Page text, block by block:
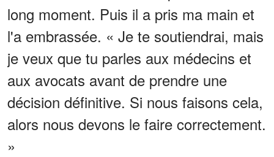
long moment. Puis il a pris ma main et
l'a embrassée. « Je te soutiendrai, mais
je veux que tu parles aux médecins et
aux avocats avant de prendre une
décision définitive. Si nous faisons cela,
alors nous devons le faire correctement.
»